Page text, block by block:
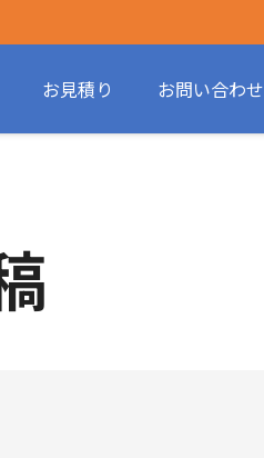
お見積り お問い合わせ